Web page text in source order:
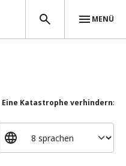
MENÜ
Eine Katastrophe verhindern: